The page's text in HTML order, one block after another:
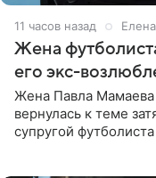
11 часов назад
Жена
его экс-
Жена Павла Мамаева
вернулась к теме
супругой